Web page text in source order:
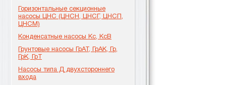
Горизонтальные секционные
насосы ЦНС (ЦНСН, ЦНСГ, ЦНСП,
ЦНСМ)
Конденсатные насосы Кс, КсВ
Грунтовые насосы ГрАТ, ГрАК, Гр,
ГрК, ГрТ
Насосы типа Д двухстороннего
входа